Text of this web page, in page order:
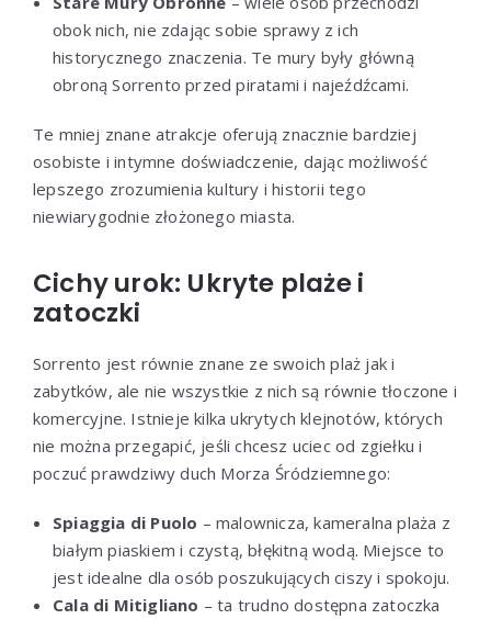
obok nich, nie zdając sobie sprawy z ich
historycznego znaczenia. Te mury były główną
obroną Sorrento przed piratami i najeźdźcami.
Te mniej znane atrakcje oferują znacznie bardziej
osobiste i intymne doświadczenie, dając możliwość
lepszego zrozumienia kultury i historii tego
niewiarygodnie złożonego miasta.
Cichy urok: Ukryte plaże i
zatoczki
Sorrento jest równie znane ze swoich plaż jak i
zabytków, ale nie wszystkie z nich są równie tłoczone i
komercyjne. Istnieje kilka ukrytych klejnotów, których
nie można przegapić, jeśli chcesz uciec od zgiełku i
poczuć prawdziwy duch Morza Śródziemnego:
Spiaggia di Puolo – malownicza, kameralna plaża z
białym piaskiem i czystą, błękitną wodą. Miejsce to
jest idealne dla osób poszukujących ciszy i spokoju.
Cala di Mitigliano – ta trudno dostępna zatoczka